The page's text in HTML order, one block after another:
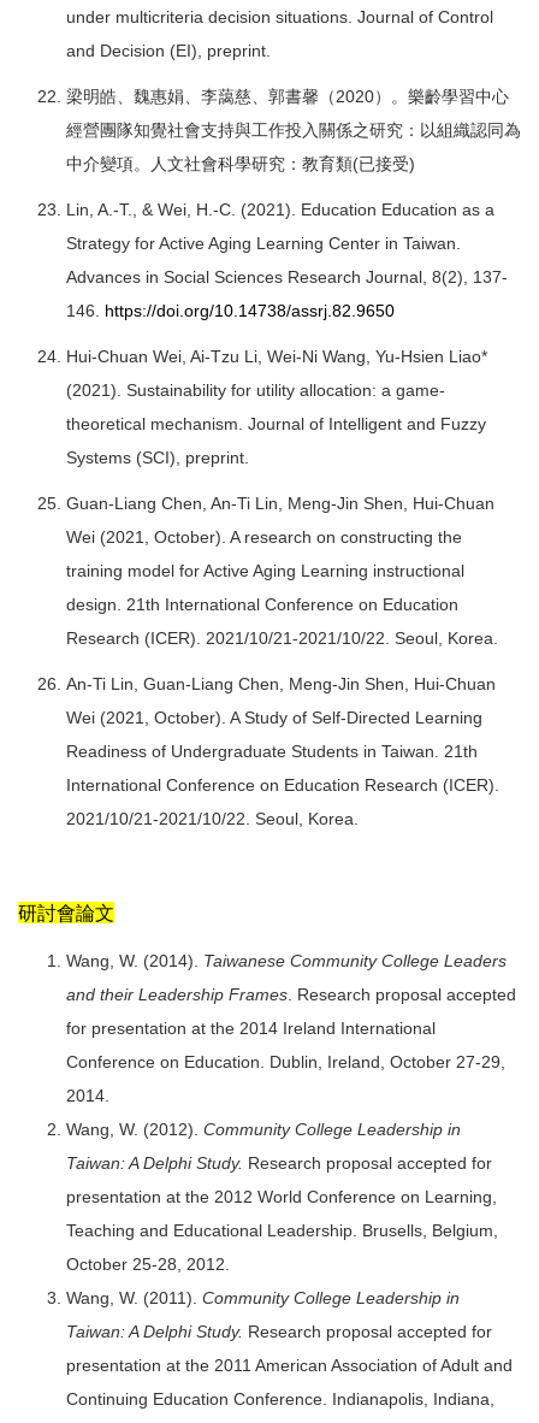
under multicriteria decision situations. Journal of Control
and Decision (EI), preprint.
梁明皓、魏惠娟、李藹慈、郭書馨（2020）。樂齡學習中心
經營團隊知覺社會支持與工作投入關係之研究：以組織認同為
中介變項。人文社會科學研究：教育類(已接受)
Lin, A.-T., & Wei, H.-C. (2021). Education Education as a
Strategy for Active Aging Learning Center in Taiwan.
Advances in Social Sciences Research Journal, 8(2), 137-
146. https://doi.org/10.14738/assrj.82.9650
Hui-Chuan Wei, Ai-Tzu Li, Wei-Ni Wang, Yu-Hsien Liao*
(2021). Sustainability for utility allocation: a game-
theoretical mechanism. Journal of Intelligent and Fuzzy
Systems (SCI), preprint.
Guan-Liang Chen, An-Ti Lin, Meng-Jin Shen, Hui-Chuan
Wei (2021, October). A research on constructing the
training model for Active Aging Learning instructional
design. 21th International Conference on Education
Research (ICER). 2021/10/21-2021/10/22. Seoul, Korea.
An-Ti Lin, Guan-Liang Chen, Meng-Jin Shen, Hui-Chuan
Wei (2021, October). A Study of Self-Directed Learning
Readiness of Undergraduate Students in Taiwan. 21th
International Conference on Education Research (ICER).
2021/10/21-2021/10/22. Seoul, Korea.
研討會論文
Wang, W. (2014). Taiwanese Community College Leaders
and their Leadership Frames. Research proposal accepted
for presentation at the 2014 Ireland International
Conference on Education. Dublin, Ireland, October 27-29,
2014.
Wang, W. (2012). Community College Leadership in
Taiwan: A Delphi Study. Research proposal accepted for
presentation at the 2012 World Conference on Learning,
Teaching and Educational Leadership. Brusells, Belgium,
October 25-28, 2012.
Wang, W. (2011). Community College Leadership in
Taiwan: A Delphi Study. Research proposal accepted for
presentation at the 2011 American Association of Adult and
Continuing Education Conference. Indianapolis, Indiana,